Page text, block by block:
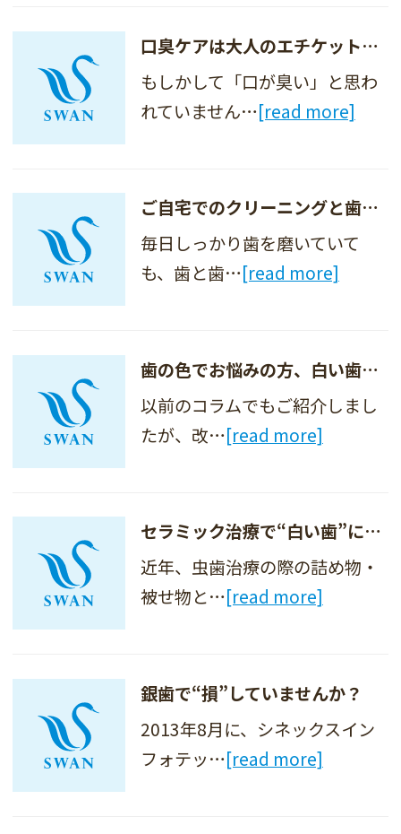
口臭ケアは大人のエチケット～原因別に見る口臭対策～
もしかして「口が臭い」と思わ
れていません…[read more]
ご自宅でのクリーニングと歯科医院でのクリーニング
毎日しっかり歯を磨いていて
も、歯と歯…[read more]
歯の色でお悩みの方、白い歯に憧れる方に“ホワイトニング”
以前のコラムでもご紹介しまし
たが、改…[read more]
セラミック治療で“白い歯”にする人が増えています
近年、虫歯治療の際の詰め物・
被せ物と…[read more]
銀歯で“損”していませんか？
2013年8月に、シネックスイン
フォテッ…[read more]